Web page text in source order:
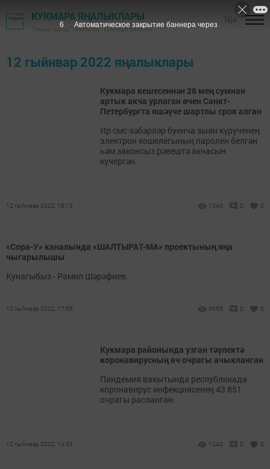
КУКМАРА ЯҢАЛЫКЛАРЫ
"Хезмәт даны" газетасы - Кукмара районы
12 гыйнвар 2022 яңалыклары
Кукмара кешесеннән 26 мең сумнан
артык акча урлаган өчен Санкт-
Петербургта яшәүче шартлы срок алган
Ир смс-хәбәрләр буенча зыян күрүченең
электрон кошелегының паролен белгән
һәм законсыз рәвештә акчасын
күчергән.
12 гыйнвар 2022, 18:13 1340 0 0
«Сора-У» каналында «ШАЛТЫРАТ-МА» проектының яңа
чыгарылышы
Кунагыбыз - Рамил Шәрәфиев.
12 гыйнвар 2022, 17:56 3655 0 0
Кукмара районында узган тәүлектә
коронавирусның өч очрагы ачыкланган
Пандемия вакытында республикада
коронавирус инфекциясенең 43 851
очрагы расланган.
12 гыйнвар 2022, 14:33 1242 0 0
5 Автоматическое закрытие баннера через